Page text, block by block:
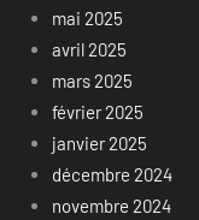
mai 2025
avril 2025
mars 2025
février 2025
janvier 2025
décembre 2024
novembre 2024